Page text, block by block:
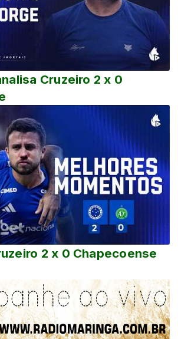
Cruzeiro 2 x 0
2 x 0 Chapecoense